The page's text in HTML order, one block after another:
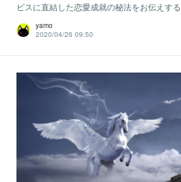
ビスに直結した恋愛成就の秘法をお伝えす
yamo
2020/04/26 09:50